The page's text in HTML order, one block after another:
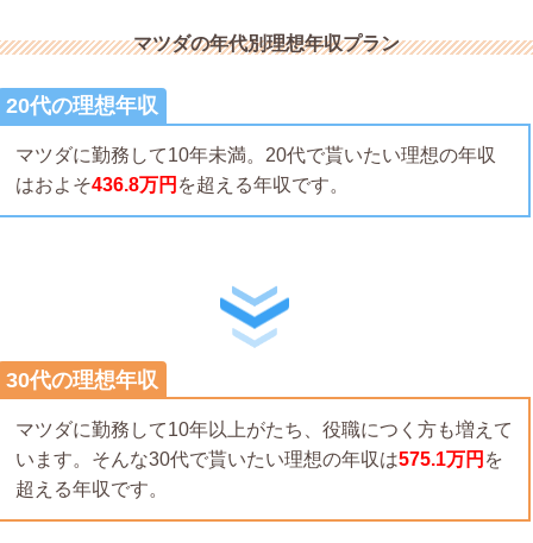
マツダの年代別理想年収プラン
20代の理想年収
マツダに勤務して10年未満。20代で貰いたい理想の年収
はおよそ436.8万円 を超える年収です。
30代の理想年収
マツダに勤務して10年以上がたち、役職につく方も増えて
います。そんな30代で貰いたい理想の年収は575.1万円 を
超える年収です。